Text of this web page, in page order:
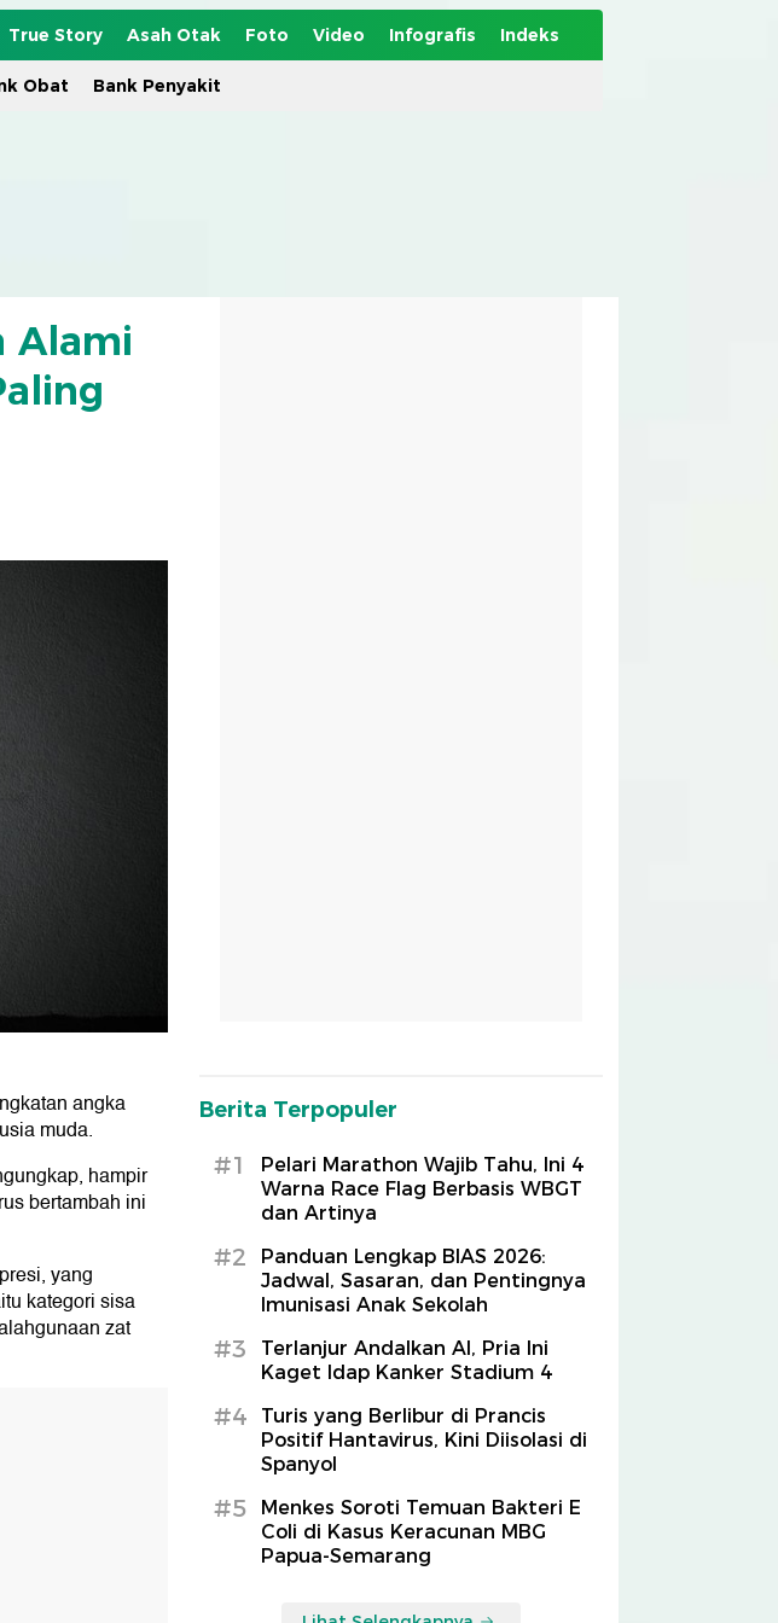
True Story Asah Otak Foto Video Infografis Indeks
Obat Bank Penyakit
Alami
angka
muda.
hampir
bertambah ini
yang
kategori sisa
zat
Berita Terpopuler
#1
Pelari Marathon Wajib Tahu, Ini 4
Warna Race Flag Berbasis WBGT
dan Artinya
#2
Panduan Lengkap BIAS 2026:
Jadwal, Sasaran, dan Pentingnya
Imunisasi Anak Sekolah
#3
Terlanjur Andalkan AI, Pria Ini
Kaget Idap Kanker Stadium 4
#4
Turis yang Berlibur di Prancis
Positif Hantavirus, Kini Diisolasi di
Spanyol
#5
Menkes Soroti Temuan Bakteri E
Coli di Kasus Keracunan MBG
Papua-Semarang